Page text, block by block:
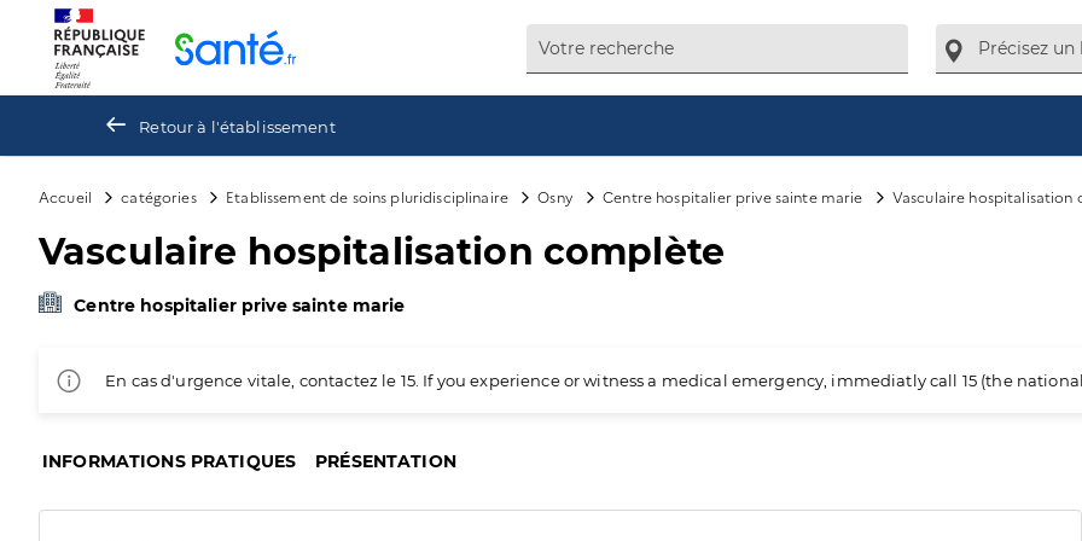
Retour à l'établissement
Accueil catégories Etablissement de soins pluridisciplinaire Osny Centre hospitalier prive sainte marie Vasculaire hospitalisation
Vasculaire hospitalisation complète
Centre hospitalier prive sainte marie
En cas d'urgence vitale, contactez le 15. If you experience or witness a medical emergency, immediatly call 15 (the
INFORMATIONS PRATIQUES PRÉSENTATION
Panneau de gestion des cookies